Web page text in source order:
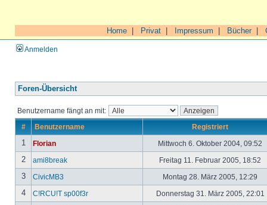
Home Privat Impressum Bücher|
Anmelden
Foren-Übersicht
Benutzername fängt an mit:
# Benutzername Registriert
1 Florian Mittwoch 6. Oktober 2004, 09:52
2 ami8break Freitag 11. Februar 2005, 18:52
3 CivicMB3 Montag 28. März 2005, 12:29
4 C!RCU!T sp00f3r Donnerstag 31. März 2005, 22:01